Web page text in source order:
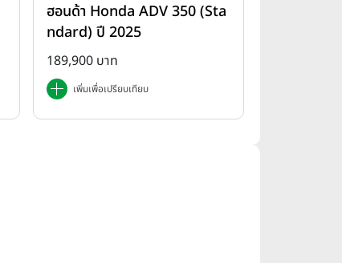
ฮอนด้า Honda ADV 350 (Sta
ndard) ปี 2025
189,900 บาท
เพิ่มเพื่อเปรียบเทียบ